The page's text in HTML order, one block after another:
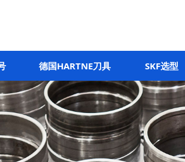
德国HARTNE刀具 SKF选型